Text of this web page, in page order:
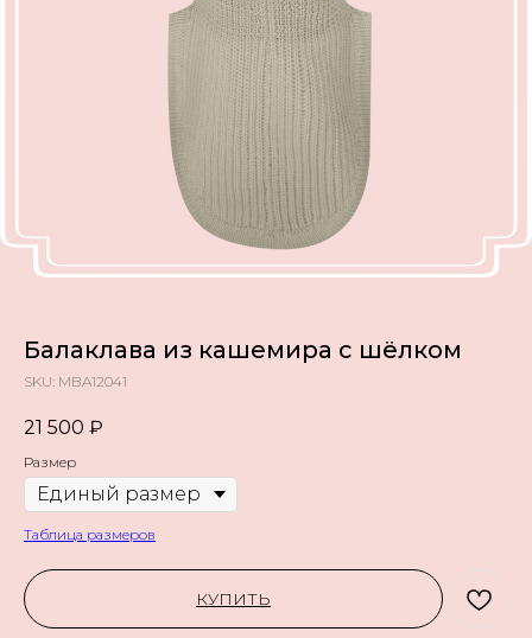
Балаклава из кашемира с шёлком
SKU: MBA12041
21 500 ₽
Размер
Таблица размеров
КУПИТЬ